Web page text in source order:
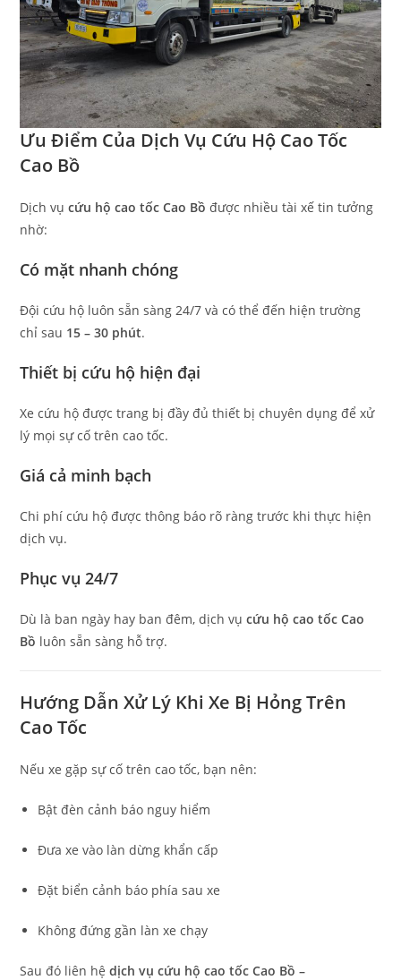
Ưu Điểm Của Dịch Vụ Cứu Hộ Cao Tốc
Cao Bồ
Dịch vụcứu hộ cao tốc Cao Bồ được nhiều tài xế tin tưởng
nhờ:
Có mặt nhanh chóng
Đội cứu hộ luôn sẵn sàng 24/7 và có thể đến hiện trường
chỉ sau 15 – 30 phút.
Thiết bị cứu hộ hiện đại
Xe cứu hộ được trang bị đầy đủ thiết bị chuyên dụng để xử
lý mọi sự cố trên cao tốc.
Giá cả minh bạch
Chi phí cứu hộ được thông báo rõ ràng trước khi thực hiện
dịch vụ.
Phục vụ 24/7
Dù là ban ngày hay ban đêm, dịch vụcứu hộ cao tốc Cao
Bồ luôn sẵn sàng hỗ trợ.
Hướng Dẫn Xử Lý Khi Xe Bị Hỏng Trên
Cao Tốc
Nếu xe gặp sự cố trên cao tốc, bạn nên:
Bật đèn cảnh báo nguy hiểm
Đưa xe vào làn dừng khẩn cấp
Đặt biển cảnh báo phía sau xe
Không đứng gần làn xe chạy
Sau đó liên hệdịch vụ cứu hộ cao tốc Cao Bồ –